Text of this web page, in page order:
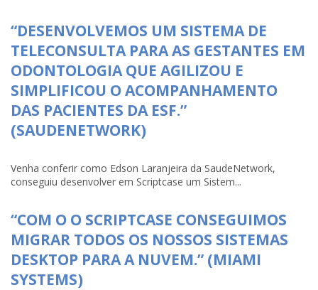
“DESENVOLVEMOS UM SISTEMA DE
TELECONSULTA PARA AS GESTANTES EM
ODONTOLOGIA QUE AGILIZOU E
SIMPLIFICOU O ACOMPANHAMENTO
DAS PACIENTES DA ESF.”
(SAUDENETWORK)
Venha conferir como Edson Laranjeira da SaudeNetwork,
conseguiu desenvolver em Scriptcase um Sistem...
“COM O O SCRIPTCASE CONSEGUIMOS
MIGRAR TODOS OS NOSSOS SISTEMAS
DESKTOP PARA A NUVEM.” (MIAMI
SYSTEMS)